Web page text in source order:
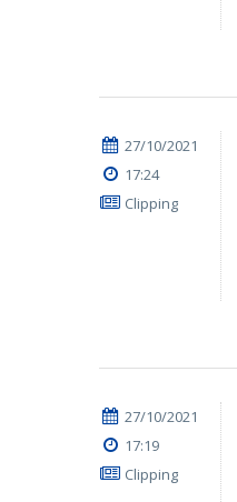
27/10/2021
17:24
Clipping
27/10/2021
17:19
Clipping